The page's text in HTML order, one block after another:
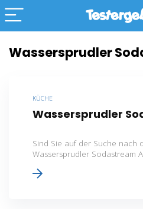
Wassersprudler
KÜCHE
Wassersprudler
Sind Sie auf der Suche nach
Wassersprudler Sodastream